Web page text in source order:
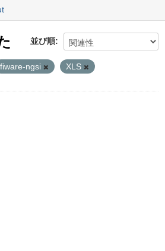
並び順
fiware-ngsi XLS